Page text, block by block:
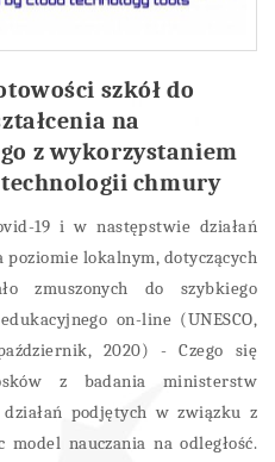
szkół do
na
z wykorzystaniem
chmury
19 i w następstwie działań
poziomie lokalnym, dotyczących
zmuszonych do szybkiego
on-line (UNESCO,
2020) - Czego się
z badania ministerstw
podjętych w związku z
model nauczania na odległość.